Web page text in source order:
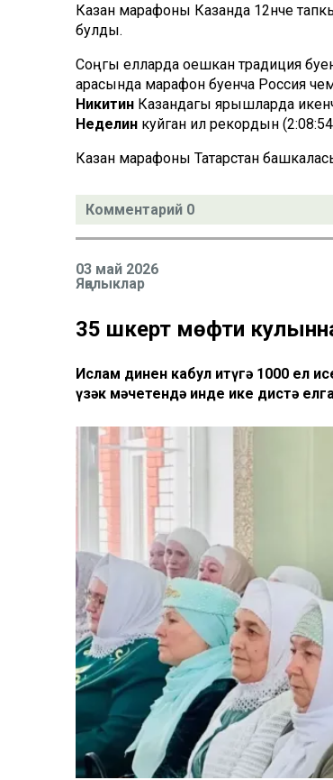
Казан марафоны Казанда 12нче
булды.
Соңгы елларда оешкан традиция
арасында марафон буенча Россия
Никитин Казандагы ярышларда
Неделин куйган ил рекордын
Казан марафоны Татарстан
Комментарий 0
03 май 2026
Яңалыклар
35 шәкерт мөфти
Ислам динен кабул итүгә 1000 ел
үзәк мәчетендә инде ике дистә